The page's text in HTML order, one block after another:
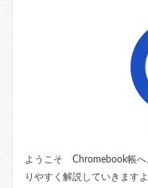
ようこそ Chromebook帳へ
りやすく解説していきます